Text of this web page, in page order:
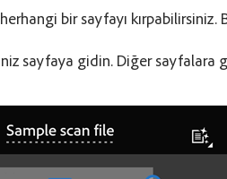
herhangi bir sayfayı
sayfaya gidin. Diğer sayfalara